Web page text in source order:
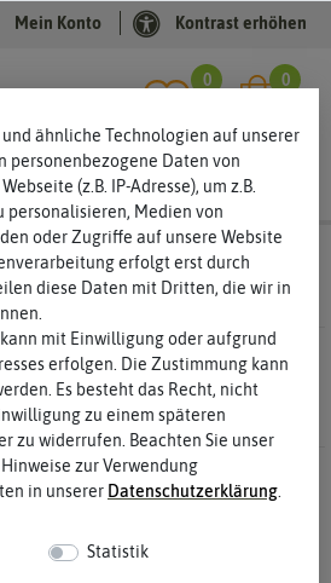
Mein Konto Kontrast erhöhen
0 0
Glas
aus Glas
ähnliche Technologien auf unserer
personenbezogene Daten von
(z.B. IP-Adresse), um z.B.
personalisieren, Medien von
oder Zugriffe auf unsere Website
erfolgt erst durch
diese Daten mit Dritten, die wir in
mit Einwilligung oder aufgrund
erfolgen. Die Zustimmung kann
Es besteht das Recht, nicht
zu einem späteren
zu widerrufen. Beachten Sie unser
zur Verwendung
in unserer Daten­schutz­erklärung
Statistik